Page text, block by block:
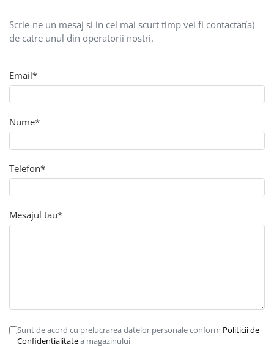
HARTIE COPIATOR
Scrie-ne un mesaj si in cel mai scurt timp vei fi contactat(a)
de catre unul din operatorii nostri.
Email*
Nume*
Telefon*
Mesajul tau*
Sunt de acord cu prelucrarea datelor personale conform Politicii de
Confidentialitatea magazinului